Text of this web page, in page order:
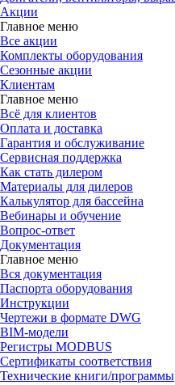
Акции
Главное меню
Все акции
Комплекты оборудования
Сезонные акции
Клиентам
Главное меню
Всё для клиентов
Оплата и доставка
Гарантия и обслуживание
Сервисная поддержка
Как стать дилером
Материалы для дилеров
Калькулятор для бассейна
Вебинары и обучение
Вопрос-ответ
Документация
Главное меню
Вся документация
Паспорта оборудования
Инструкции
Чертежи в формате DWG
BIM-модели
Регистры MODBUS
Сертификаты соответствия
Технические книги/программы